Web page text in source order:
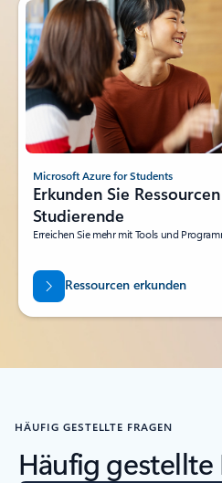
Microsoft Azure for Students
Erkunden Sie
Studierende
Erreichen Sie mehr mit Tools und
Ressourcen erkunden
HÄUFIG GESTELLTE FRAGEN
Häufig gestellte